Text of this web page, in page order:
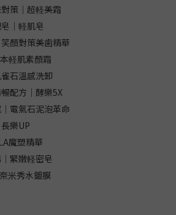
策｜超軽美霜
｜軽肌皂
顏對策美歯精華
軽肌素顏霜
石溫感洗卸
配方｜酵樂5X
電氣石泥泡革命
樂UP
魔塑精華
緊嫩軽密皂
米秀水鍍膜